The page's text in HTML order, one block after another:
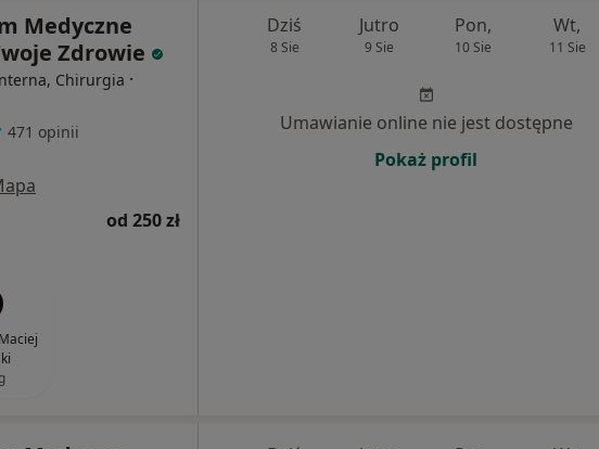
Medyczne
Zdrowie
Chirurgia ·
471 opinii
od 250 zł
Dziś
8 Sie
Jutro
9 Sie
Pon,
10 Sie
Wt,
11 Sie
Umawianie online nie jest dostępne
Pokaż profil